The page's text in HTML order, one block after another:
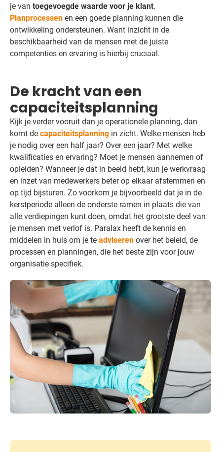
je van toegevoegde waarde voor je klant.
Planprocessen en een goede planning kunnen die
ontwikkeling ondersteunen. Want inzicht in de
beschikbaarheid van de mensen met de juiste
competenties en ervaring is hierbij cruciaal.
De kracht van een
capaciteitsplanning
Kijk je verder vooruit dan je operationele planning, dan
komt de capaciteitsplanning in zicht. Welke mensen heb
je nodig over een half jaar? Over een jaar? Met welke
kwalificaties en ervaring? Moet je mensen aannemen of
opleiden? Wanneer je dat in beeld hebt, kun je werkvraag
en inzet van medewerkers beter op elkaar afstemmen en
op tijd bijsturen. Zo voorkom je bijvoorbeeld dat je in de
kerstperiode alleen de onderste ramen in plaats die van
alle verdiepingen kunt doen, omdat het grootste deel van
je mensen met verlof is. Paralax heeft de kennis en
middelen in huis om je te adviseren over het beleid, de
processen en planningen, die het beste zijn voor jouw
organisatie specifiek.